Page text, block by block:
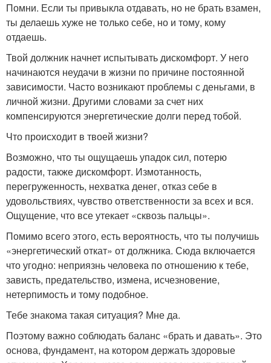
Помни. Если ты привыкла отдавать, но не брать взамен,
ты делаешь хуже не только себе, но и тому, кому
отдаешь.
Твой должник начнет испытывать дискомфорт. У него
начинаются неудачи в жизни по причине постоянной
зависимости. Часто возникают проблемы с деньгами, в
личной жизни. Другими словами за счет них
компенсируются энергетические долги перед тобой.
Что происходит в твоей жизни?
Возможно, что ты ощущаешь упадок сил, потерю
радости, также дискомфорт. Измотанность,
перегруженность, нехватка денег, отказ себе в
удовольствиях, чувство ответственности за всех и вся.
Ощущение, что все утекает «сквозь пальцы».
Помимо всего этого, есть вероятность, что ты получишь
«энергетический откат» от должника. Сюда включается
что угодно: неприязнь человека по отношению к тебе,
зависть, предательство, измена, исчезновение,
нетерпимость и тому подобное.
Тебе знакома такая ситуация? Мне да.
Поэтому важно соблюдать баланс «брать и давать». Это
основа, фундамент, на котором держать здоровые